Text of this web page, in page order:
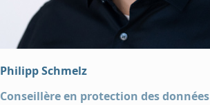
Philipp Schmelz
Conseillère en protection des données